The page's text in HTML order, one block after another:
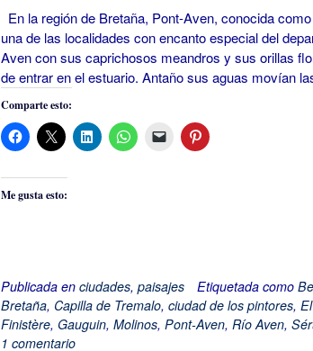
En la región de Bretaña, Pont-Aven, conocida
una de las localidades con encanto especial del
Aven con sus caprichosos meandros y sus orillas
de entrar en el estuario. Antaño sus aguas movían
Comparte esto:
Me gusta esto:
Publicada en ciudades, paisajes Etiquetada como
Bretaña, Capilla de Tremalo, ciudad de los pintores,
Finistère, Gauguin, Molinos, Pont-Aven, Río Aven,
1 comentario